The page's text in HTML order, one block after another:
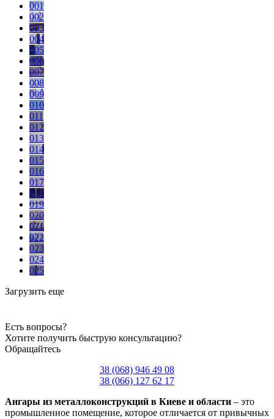
001
002
003
004
005
006
007
008
009
010
011
012
013
014
015
016
017
018
019
020
021
022
023
024
025
Загрузить еще
Есть вопросы?
Хотите получить быструю консультацию?
Обращайтесь
38 (068) 946 49 08
38 (066) 127 62 17
Ангары из металлоконструкций в Киеве и области – это
промышленное помещение, которое отличается от привычных